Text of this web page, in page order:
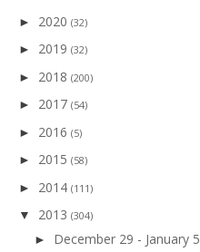
► 2020 (32)
► 2019 (32)
► 2018 (200)
► 2017 (54)
► 2016 (5)
► 2015 (58)
► 2014 (111)
▼ 2013 (304)
► December 29 - January 5